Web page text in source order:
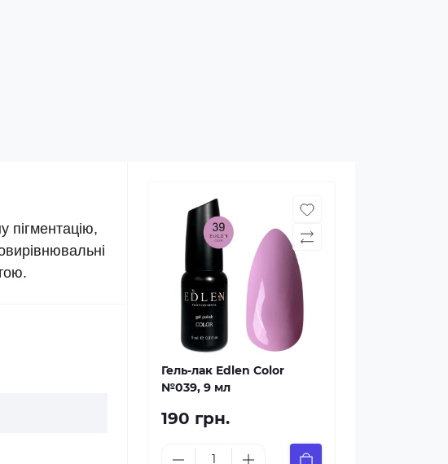
пігментацію,
Гель-лак Edlen Color
№039, 9 мл
190 грн.